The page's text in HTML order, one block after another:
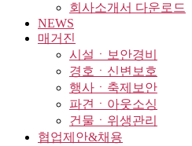
회사소개서 다운로드
NEWS
매거진
시설ㆍ보안경비
경호ㆍ신변보호
행사ㆍ축제보안
파견ㆍ아웃소싱
건물ㆍ위생관리
협업제안&채용